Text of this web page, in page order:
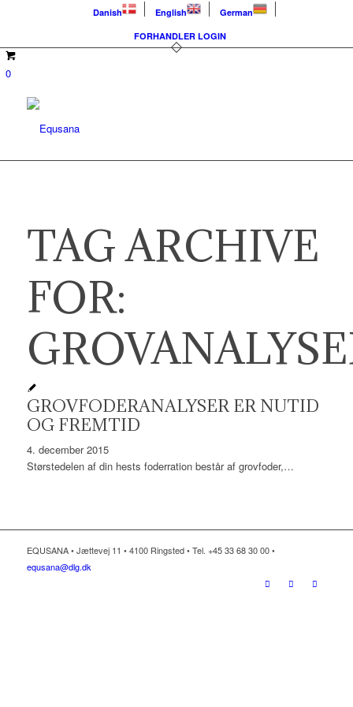
Danish English
German
FORHANDLER LOGIN
0
TAG ARCHIVE
FOR:
GROVFODERANALYSER ER NUTID
OG FREMTID
4. december 2015
Størstedelen af din hests foderration består af grovfoder,…
EQUSANA • Jættevej 11 • 4100 Ringsted • Tel. +45 33 68 30 00 •
equsana@dlg.dk